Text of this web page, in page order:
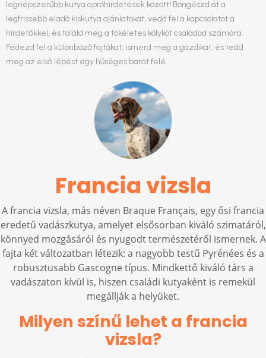
legnépszerűbb kutya apróhirdetések között! Böngészd át a
legfrissebb eladó kiskutya ajánlatokat, vedd fel a kapcsolatot a
hirdetőkkel, és találd meg a tökéletes kölyköt családod számára.
Fedezd fel a különböző fajtákat, ismerd meg a gazdikat, és tedd
meg az első lépést egy hűséges barát felé.
Francia vizsla
A francia vizsla, más néven Braque Français, egy ősi francia
eredetű vadászkutya, amelyet elsősorban kiváló szimatáról,
könnyed mozgásáról és nyugodt természetéről ismernek. A
fajta két változatban létezik: a nagyobb testű Pyrénées és a
robusztusabb Gascogne típus. Mindkettő kiváló társ a
vadászaton kívül is, hiszen családi kutyaként is remekül
megállják a helyüket.
Milyen színű lehet a francia
vizsla?